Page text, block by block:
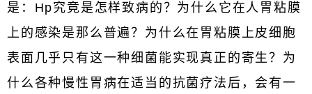
是：Hp究竟是怎样致病的？为什么它在人胃粘膜
上的感染是那么普遍？为什么在胃粘膜上皮细胞
表面几乎只有这一种细菌能实现真正的寄生？为
什么各种慢性胃病在适当的抗菌疗法后，会有一